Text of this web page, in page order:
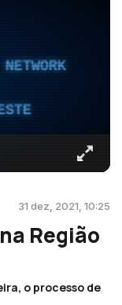
31 dez, 2021, 10:25
Região
o processo de